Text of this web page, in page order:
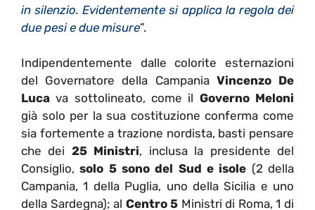
in silenzio. Evidentemente si applica la regola dei
due pesi e due misure”.
Indipendentemente dalle colorite esternazioni
del Governatore della Campania Vincenzo De
Luca va sottolineato, come il Governo Meloni
già solo per la sua costituzione conferma come
sia fortemente a trazione nordista, basti pensare
che dei 25 Ministri, inclusa la presidente del
Consiglio,solo 5 sono del Sud e isole (2 della
Campania, 1 della Puglia, uno della Sicilia e uno
della Sardegna); al Centro 5 Ministri di Roma, 1 di